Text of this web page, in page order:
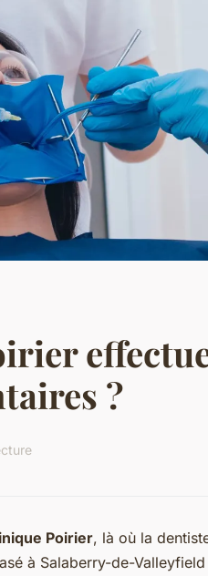
?
Poirier, là où la
à Salaberry-de-